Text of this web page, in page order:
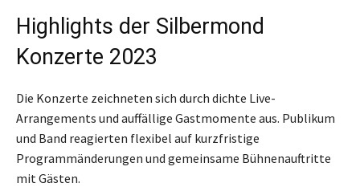
Highlights der Silbermond
Konzerte 2023
Die Konzerte zeichneten sich durch dichte Live-
Arrangements und auffällige Gastmomente aus. Publikum
und Band reagierten flexibel auf kurzfristige
Programmänderungen und gemeinsame Bühnenauftritte
mit Gästen.